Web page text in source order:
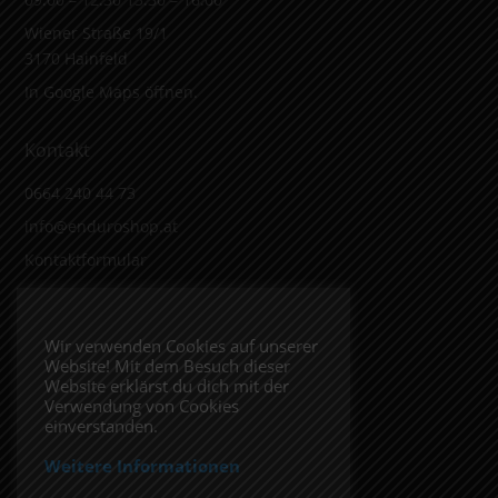
Wiener Straße 19/1
3170 Hainfeld
In Google Maps öffnen.
Kontakt
0664 240 44 73
info@enduroshop.at
Kontaktformular
Impressum
Datenschutzerklärung
Folge uns
Wir verwenden Cookies auf unserer
Website! Mit dem Besuch dieser
Website erklärst du dich mit der
Verwendung von Cookies
einverstanden.
Weitere Informationen